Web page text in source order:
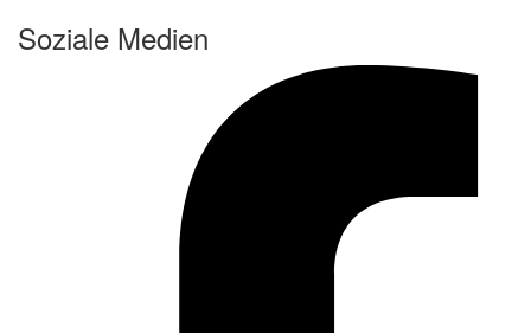
Soziale Medien